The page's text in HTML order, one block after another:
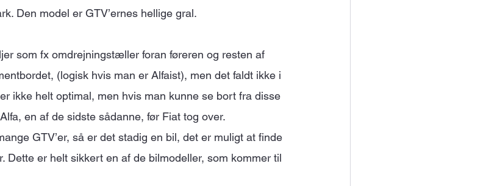
Den model er GTV’ernes hellige gral.
som fx omdrejningstæller foran føreren og resten af
(logisk hvis man er Alfaist), men det faldt ikke i
ikke helt optimal, men hvis man kunne se bort fra disse
en af de sidste sådanne, før Fiat tog over.
GTV’er, så er det stadig en bil, det er muligt at finde
Dette er helt sikkert en af de bilmodeller, som kommer til